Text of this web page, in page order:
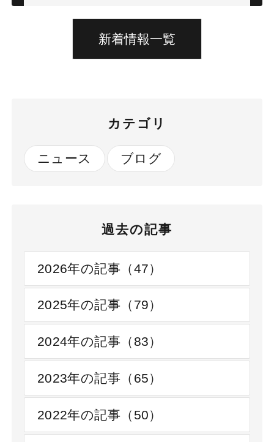
紹介されまし
新着情報一覧
カテゴリ
ニュース ブログ
過去の記事
2026年の記事（47）
2025年の記事（79）
2024年の記事（83）
2023年の記事（65）
2022年の記事（50）